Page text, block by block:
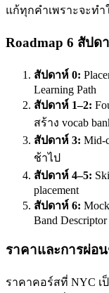
แก้ทุกคำเพราะจะท
Roadmap 6 สัป
สัปดาห์ 0:
Learning Path
สัปดาห์ 1–2:
สร้าง vocab
สัปดาห์ 3: Mid-
ช้าไป
สัปดาห์ 4–5:
placement
สัปดาห์ 6:
Band Descriptor
ราคาและการผ่อ
ราคาคอร์สที่ NYC เ